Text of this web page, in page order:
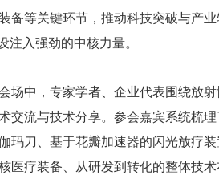
备等关键环节，推动科技突破与产
注入强劲的中核力量。
场中，专家学者、企业代表围绕放
交流与技术分享。参会嘉宾系统梳
玛刀、基于花瓣加速器的闪光放疗
医疗装备、从研发到转化的整体技